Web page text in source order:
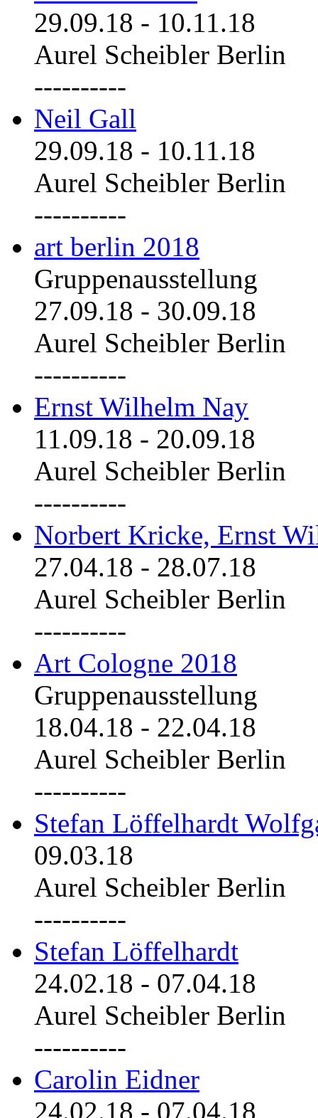
29.09.18 - 10.11.18
Aurel Scheibler Berlin
----------
Neil Gall
29.09.18 - 10.11.18
Aurel Scheibler Berlin
----------
art berlin 2018
Gruppenausstellung
27.09.18 - 30.09.18
Aurel Scheibler Berlin
----------
Ernst Wilhelm Nay
11.09.18 - 20.09.18
Aurel Scheibler Berlin
----------
Norbert Kricke, Ernst
27.04.18 - 28.07.18
Aurel Scheibler Berlin
----------
Art Cologne 2018
Gruppenausstellung
18.04.18 - 22.04.18
Aurel Scheibler Berlin
----------
Stefan Löffelhardt
09.03.18
Aurel Scheibler Berlin
----------
Stefan Löffelhardt
24.02.18 - 07.04.18
Aurel Scheibler Berlin
----------
Carolin Eidner
24.02.18 - 07.04.18